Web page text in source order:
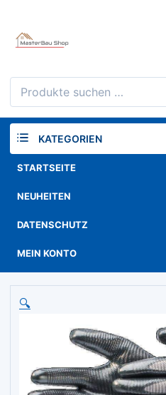
content
Suchen
nach:
KATEGORIEN
STARTSEITE
NEUHEITEN
DATENSCHUTZ
MEIN KONTO
🔍